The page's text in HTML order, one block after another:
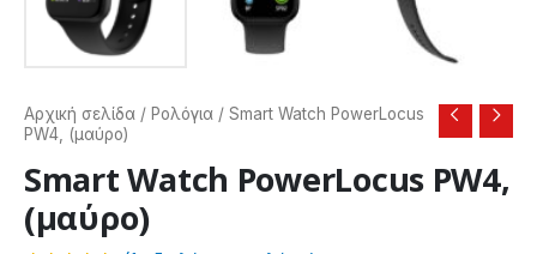
Αρχική σελίδα / Ρολόγια / Smart Watch PowerLocus
PW4, (μαύρο)
Smart Watch PowerLocus PW4,
(μαύρο)